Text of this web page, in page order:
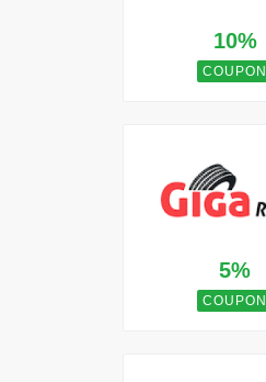
10%
COUPON
5%
COUPON